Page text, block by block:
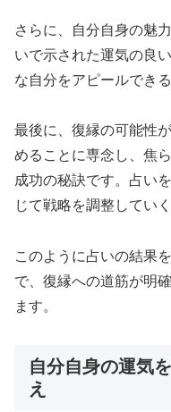
さらに、自分自身の魅
いで示された運気の良
な自分をアピールでき
最後に、復縁の可能性
めることに専念し、焦
成功の秘訣です。占い
じて戦略を調整してい
このように占いの結果
で、復縁への道筋が明
ます。
自分自身の運気
え